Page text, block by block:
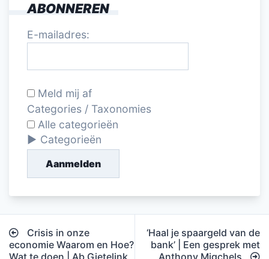
ABONNEREN
E-mailadres:
Meld mij af
Categories / Taxonomies
Alle categorieën
Categorieën
Aanmelden
Bericht
navigatie
Crisis in onze
economie Waarom en Hoe?
‘Haal je spaargeld van de
bank’ | Een gesprek met